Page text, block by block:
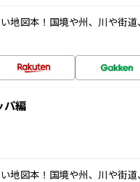
地図本！国境や州、川や街
編
地図本！国境や州、川や街